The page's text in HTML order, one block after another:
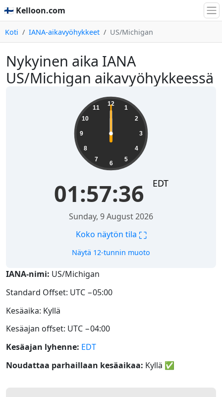
🇫🇮 Kelloon.com
Koti IANA-aikavyöhykkeet US/Michigan
Nykyinen aika IANA
US/Michigan aikavyöhykkeessä
12
1
2
3
4
5
6
7
8
9
10
11
01:57:36 EDT
Sunday, 9 August 2026
Koko näytön tila ⛶
Näytä 12-tunnin muoto
IANA-nimi: US/Michigan
Standard Offset: UTC −05:00
Kesäaika: Kyllä
Kesäajan offset: UTC −04:00
Kesäajan lyhenne: EDT
Noudattaa parhaillaan kesäaikaa: Kyllä ✅